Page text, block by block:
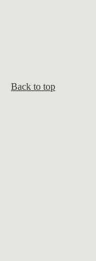
Back to top